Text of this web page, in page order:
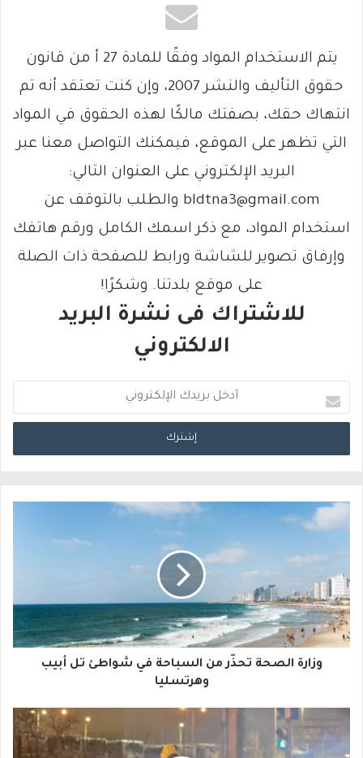
يتم الاستخدام المواد وفقًا للمادة 27 أ من قانون
حقوق التأليف والنشر 2007، وإن كنت تعتقد أنه تم
انتهاك حقك، بصفتك مالكًا لهذه الحقوق في المواد
التي تظهر على الموقع، فيمكنك التواصل معنا عبر
البريد الإلكتروني على العنوان التالي:
bldtna3@gmail.com والطلب بالتوقف عن
استخدام المواد، مع ذكر اسمك الكامل ورقم هاتفك
وإرفاق تصوير للشاشة ورابط للصفحة ذات الصلة
على موقع بلدتنا. وشكرًا!
للاشتراك فى نشرة البريد
الالكتروني
د
خ
ب
د
ك
ا
إ
ل
وزارة الصحة تحذّر من السباحة في شواطئ تل أبيب
وهرتسليا